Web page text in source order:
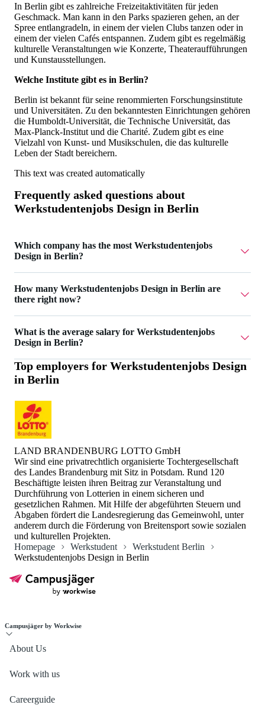
In Berlin gibt es zahlreiche Freizeitaktivitäten für jeden
Geschmack. Man kann in den Parks spazieren gehen, an der
Spree entlangradeln, in einem der vielen Clubs tanzen oder in
einem der vielen Cafés entspannen. Zudem gibt es regelmäßig
kulturelle Veranstaltungen wie Konzerte, Theateraufführungen
und Kunstausstellungen.
Welche Institute gibt es in Berlin?
Berlin ist bekannt für seine renommierten Forschungsinstitute
und Universitäten. Zu den bekanntesten Einrichtungen gehören
die Humboldt-Universität, die Technische Universität, das
Max-Planck-Institut und die Charité. Zudem gibt es eine
Vielzahl von Kunst- und Musikschulen, die das kulturelle
Leben der Stadt bereichern.
This text was created automatically
Frequently asked questions about
Werkstudentenjobs Design in Berlin
Which company has the most Werkstudentenjobs
Design in Berlin?
Werkstudentenjobs Design in Berlin.
How many Werkstudentenjobs Design in Berlin are
there right now?
What is the average salary for Werkstudentenjobs
Design in Berlin?
The average salary for Werkstudentenjobs Design in Berlin
is 23 €.
Top employers for Werkstudentenjobs Design
in Berlin
LAND BRANDENBURG LOTTO GmbH
Wir sind eine privatrechtlich organisierte Tochtergesellschaft
des Landes Brandenburg mit Sitz in Potsdam. Rund 120
Beschäftigte leisten ihren Beitrag zur Veranstaltung und
Durchführung von Lotterien in einem sicheren und
gesetzlichen Rahmen. Mit Hilfe der abgeführten Steuern und
Abgaben fördert die Landesregierung das Gemeinwohl, unter
anderem durch die Förderung von Breitensport sowie sozialen
und kulturellen Projekten.
Homepage
Werkstudent
Werkstudent Berlin
Werkstudentenjobs Design in Berlin
Campusjäger by Workwise
About Us
Work with us
Careerguide